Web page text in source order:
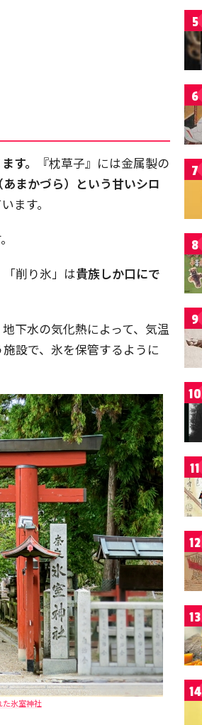
す。
『枕草子』には金属製の
まかづら）という甘いシロ
ます。
削り氷」は貴族しか口にで
下水の気化熱によって、気温
施設で、氷を保管するように
た氷室神社
5
6
7
8
9
10
11
12
13
14